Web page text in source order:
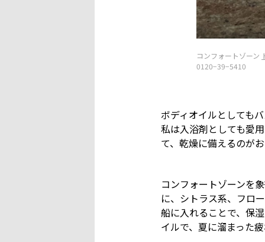
コンフォートゾーン
0120−39−5410
ボディオイルとしても
私は入浴剤としても愛
て、乾燥に備えるのがお
コンフォートゾーンを
に、シトラス系、フロ
船に入れることで、保
イルで、夏に溜まった